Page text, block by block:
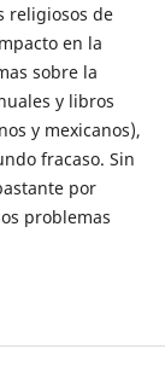
religiosos de
en la
sobre la
y libros
y mexicanos),
fracaso. Sin
por
problemas